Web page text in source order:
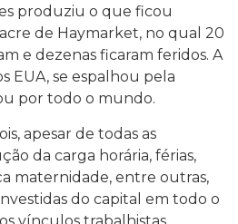
produziu o que ficou
de Haymarket, no qual 20
e dezenas ficaram feridos. A
EUA, se espalhou pela
por todo o mundo.
apesar de todas as
da carga horária, férias,
maternidade, entre outras,
do capital em todo o